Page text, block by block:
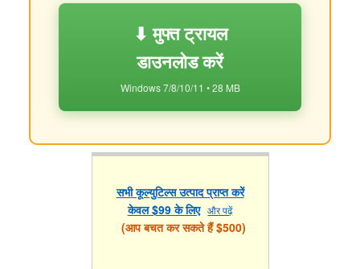
⬇ मुफ्त ट्रायल
डाउनलोड करें
Windows 7/8/10/11 • 28 MB
सभी कूल्युटिल्स उत्पाद प्राप्त करें
केवल $99 के लिए और पढ़ें
(आप बचत कर सकते हैं $500)